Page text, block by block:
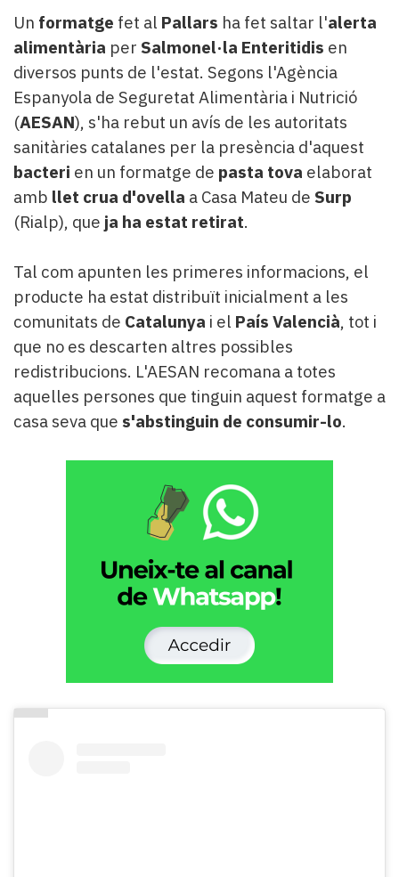
del
Pallars
Contingut
patrocinat
Lo
més
llegit...
Editorial
Un formatge fet al Pallars ha fet saltar l'alerta
alimentària per Salmonel·la Enteritidis en
diversos punts de l'estat. Segons l'Agència
Espanyola de Seguretat Alimentària i Nutrició
(AESAN), s'ha rebut un avís de les autoritats
sanitàries catalanes per la presència d'aquest
bacteri en un formatge de pasta tova elaborat
amb llet crua d'ovella a Casa Mateu de Surp
(Rialp), que ja ha estat retirat.
Tal com apunten les primeres informacions, el
producte ha estat distribuït inicialment a les
comunitats de Catalunya i el País Valencià, tot i
que no es descarten altres possibles
redistribucions. L'AESAN recomana a totes
aquelles persones que tinguin aquest formatge a
casa seva que s'abstinguin de consumir-lo.